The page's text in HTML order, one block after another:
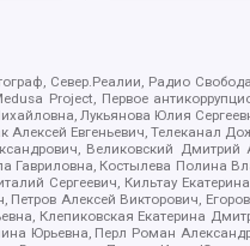
Север.Реалии, Радио
Project, Первое
Лукьянова Юлия
Евгеньевич, Телеканал
Великовский Дмитрий
Гавриловна, Костылева Полина
Сергеевич, Кильтау
Алексей Викторович,
Клепиковская Екатерина
Юрьевна, Перл Роман